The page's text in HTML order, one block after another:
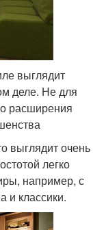
выглядит
деле. Не для
расширения
выглядит очень
легко
например, с
и классики.